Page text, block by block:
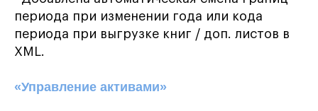
периода при изменении года или кода
периода при выгрузке книг / доп. листов в
XML.
«Управление активами»